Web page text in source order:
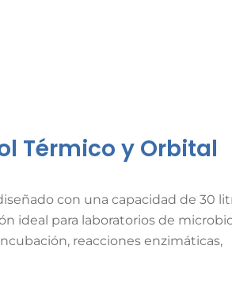
Térmico y Orbital
con una capacidad de 30
ideal para laboratorios de
reacciones enzimáticas,